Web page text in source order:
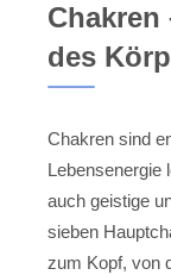
Chakren
des
Chakren sind
Lebensenergie
auch geistige
sieben
zum Kopf, von